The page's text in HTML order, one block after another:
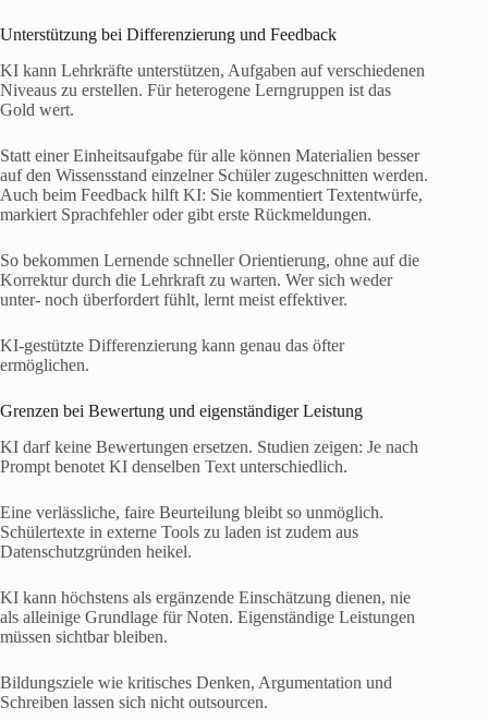
Unterstützung bei Differenzierung und Feedback
KI kann Lehrkräfte unterstützen, Aufgaben auf verschiedenen
Niveaus zu erstellen. Für heterogene Lerngruppen ist das
Gold wert.
Statt einer Einheitsaufgabe für alle können Materialien besser
auf den Wissensstand einzelner Schüler zugeschnitten werden.
Auch beim Feedback hilft KI: Sie kommentiert Textentwürfe,
markiert Sprachfehler oder gibt erste Rückmeldungen.
So bekommen Lernende schneller Orientierung, ohne auf die
Korrektur durch die Lehrkraft zu warten. Wer sich weder
unter- noch überfordert fühlt, lernt meist effektiver.
KI-gestützte Differenzierung kann genau das öfter
ermöglichen.
Grenzen bei Bewertung und eigenständiger Leistung
KI darf keine Bewertungen ersetzen. Studien zeigen: Je nach
Prompt benotet KI denselben Text unterschiedlich.
Eine verlässliche, faire Beurteilung bleibt so unmöglich.
Schülertexte in externe Tools zu laden ist zudem aus
Datenschutzgründen heikel.
KI kann höchstens als ergänzende Einschätzung dienen, nie
als alleinige Grundlage für Noten. Eigenständige Leistungen
müssen sichtbar bleiben.
Bildungsziele wie kritisches Denken, Argumentation und
Schreiben lassen sich nicht outsourcen.